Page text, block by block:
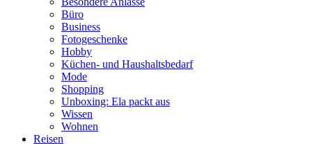
Büro
Business
Fotogeschenke
Hobby
Küchen- und Haushaltsbedarf
Mode
Shopping
Unboxing: Ela packt aus
Wissen
Wohnen
Reisen